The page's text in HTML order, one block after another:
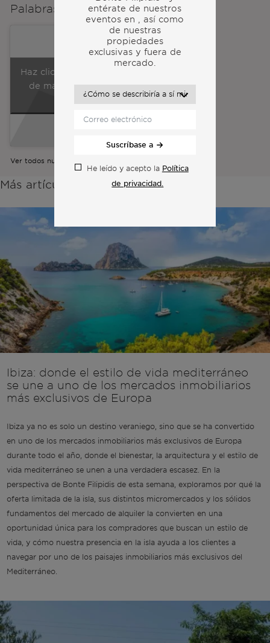
Palabras de loscofundadores
Haz clic para aceptar las cookies
de marketing y habilitar este
contenido
Ver todos nuestros vídeos
Más artículos de la misma categoría:
Ibiza: donde el estilo de vida mediterráneo
se une a uno de los mercados inmobiliarios
más exclusivos de Europa
Ibiza ya no es solo un destino veraniego, sino que se ha convertido
en uno de los mercados inmobiliarios más exclusivos de Europa
durante todo el año, donde el bienestar, la arquitectura y el estilo de
vida mediterráneo se unen a una verdadera escasez. En la
perspectiva de Bonte Filipidis de esta semana, exploramos por qué la
oferta limitada de la isla, sus distintos micromercados y los sólidos
fundamentos del mercado de alquiler la convierten en una
oportunidad única para los compradores que buscan un estilo de
vida, y cómo nuestra presencia en la isla ayuda a los clientes a
navegar por uno de los paisajes inmobiliarios más exclusivos del
Mediterráneo.
entérate de nuestros
eventos en
, así como
de nuestras
propiedades
exclusivas y fuera de
mercado.
Suscríbase a
He leído y acepto la Política
de privacidad.